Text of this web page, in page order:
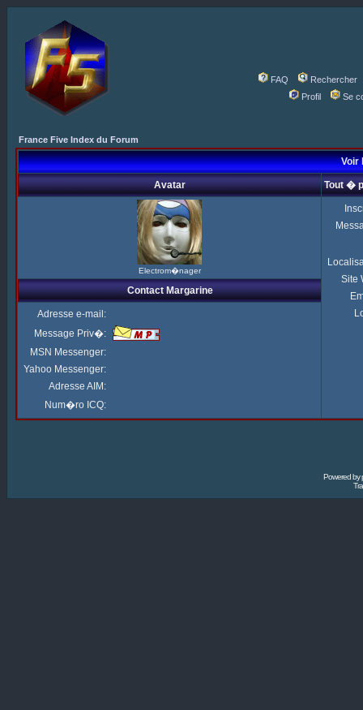
FAQ
Rechercher
Profil
Se
France Five Index du Forum
Voir
Avatar Tout �
Electrom�nager
Site
Contact Margarine
Adresse e-mail:
Message Priv�:
MSN Messenger:
Yahoo Messenger:
Adresse AIM:
Num�ro ICQ:
Powered by